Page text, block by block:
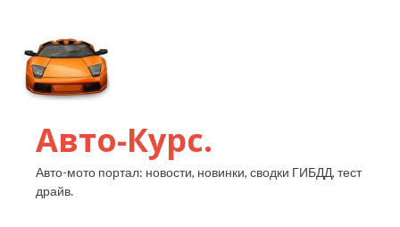
Авто-Курс.
Авто-мото портал: новости, новинки, сводки ГИБДД, тест
драйв.